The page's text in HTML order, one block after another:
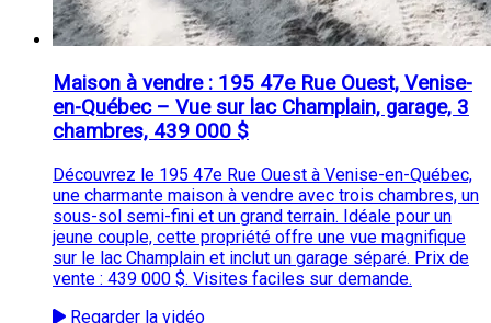
Maison à vendre : 195 47e Rue Ouest, Venise-
en-Québec – Vue sur lac Champlain, garage, 3
chambres, 439 000 $
Découvrez le 195 47e Rue Ouest à Venise-en-Québec,
une charmante maison à vendre avec trois chambres, un
sous-sol semi-fini et un grand terrain. Idéale pour un
jeune couple, cette propriété offre une vue magnifique
sur le lac Champlain et inclut un garage séparé. Prix de
vente : 439 000 $. Visites faciles sur demande.
Regarder la vidéo